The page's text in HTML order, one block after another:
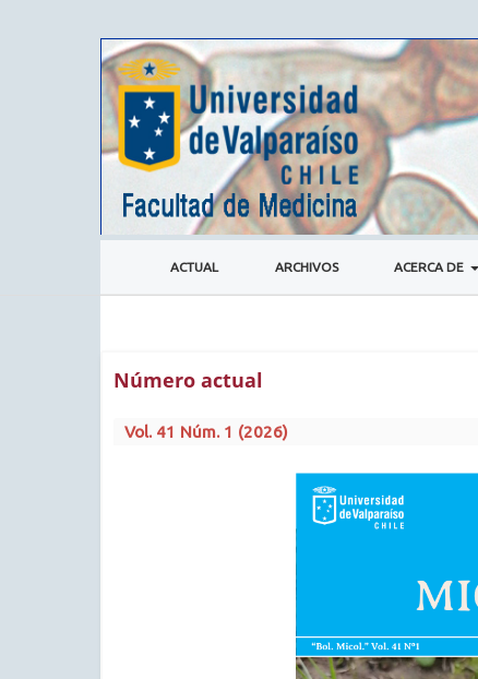
ACTUAL ARCHIVOS ACERCA DE
Número actual
Vol. 41 Núm. 1 (2026)